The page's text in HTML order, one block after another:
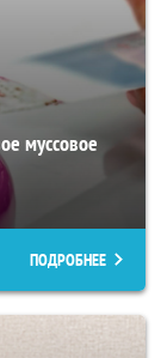
муссовое
ПОДРОБНЕЕ